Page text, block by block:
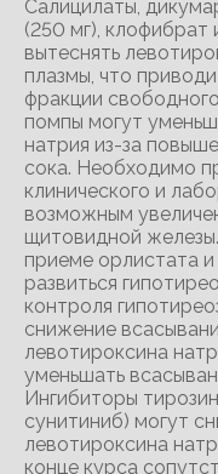
Салицилаты,
(250 мг), клофибрат
вытеснять
плазмы, что
фракции
помпы могут
натрия из-за
сока. Необходимо
клинического и
возможным
щитовидной
приеме орлистата
развиться
контроля
снижение
левотироксина
уменьшать
Ингибиторы
сунитиниб) могут
левотироксина
конце курса